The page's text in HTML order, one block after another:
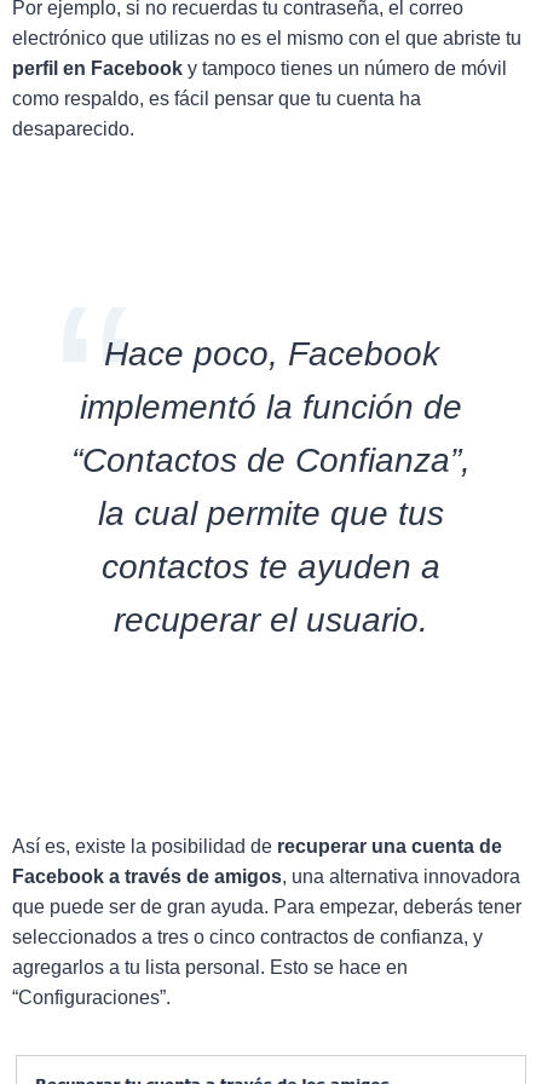
Por ejemplo, si no recuerdas tu contraseña, el correo
electrónico que utilizas no es el mismo con el que abriste tu
perfil en Facebook y tampoco tienes un número de móvil
como respaldo, es fácil pensar que tu cuenta ha
desaparecido.
Hace poco, Facebook
implementó la función de
“Contactos de Confianza”,
la cual permite que tus
contactos te ayuden a
recuperar el usuario.
Así es, existe la posibilidad de recuperar una cuenta de
Facebook a través de amigos, una alternativa innovadora
que puede ser de gran ayuda. Para empezar, deberás tener
seleccionados a tres o cinco contractos de confianza, y
agregarlos a tu lista personal. Esto se hace en
“Configuraciones”.